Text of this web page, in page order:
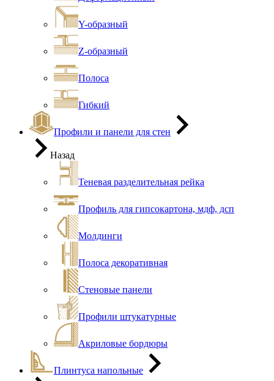
Y-образный
Z-образный
Полоса
Гибкий
Профили и панели для стен
Назад
Теневая разделительная рейка
Профиль для гипсокартона, мдф, дсп
Молдинги
Полоса декоративная
Стеновые панели
Профили штукатурные
Акриловые бордюры
Плинтуса напольные